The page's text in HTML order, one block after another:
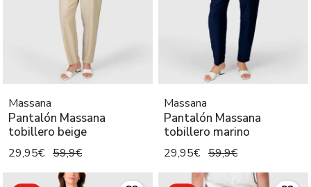
Massana
Pantalón Massana
tobillero beige
29,95€ 59,9€
Massana
Pantalón Massana
tobillero marino
29,95€ 59,9€